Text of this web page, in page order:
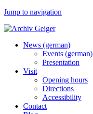
Jump to navigation
News (german)
Events (german)
Presentation
Visit
Opening hours
Directions
Accessibility
Contact